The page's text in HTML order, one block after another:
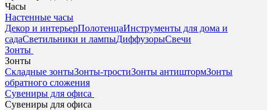
Часы
Настенные часы
Декор и интерьерПолотенцаИнструменты для дома и
садаСветильники и лампыДиффузорыСвечи
Зонты
Зонты
Складные зонтыЗонты-тростиЗонты антиштормЗонты
обратного сложения
Сувениры для офиса
Сувениры для офиса